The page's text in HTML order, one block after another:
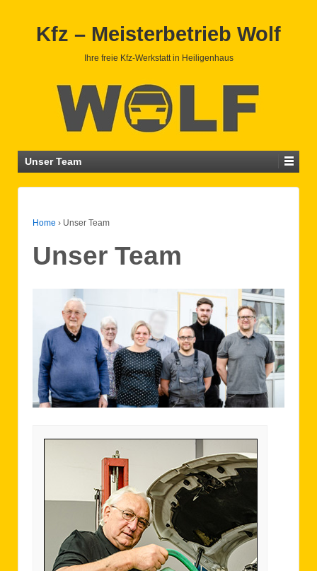
Kfz – Meisterbetrieb Wolf
Ihre freie Kfz-Werkstatt in Heiligenhaus
Unser Team
Home › Unser Team
Unser Team